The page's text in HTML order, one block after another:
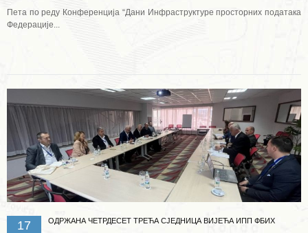
Пета по реду Конференција “Дани Инфраструктуре просторних података
Федерације...
17 ОДРЖАНА ЧЕТРДЕСЕТ ТРЕЋА СЈЕДНИЦА ВИЈЕЋА ИПП ФБИХ